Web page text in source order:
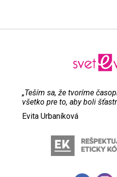
„Teším sa, že tvoríme
všetko pre to, aby boli
Evita Urbaníková